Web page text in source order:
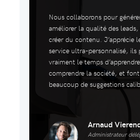
Nous collaborons pour
améliorer la qualité des
créer du contenu. J’apprécie
service ultra-personnalisé, ils
vraiment le temps
comprendre la société, et font
beaucoup de suggestions
Arnaud
Administrateur